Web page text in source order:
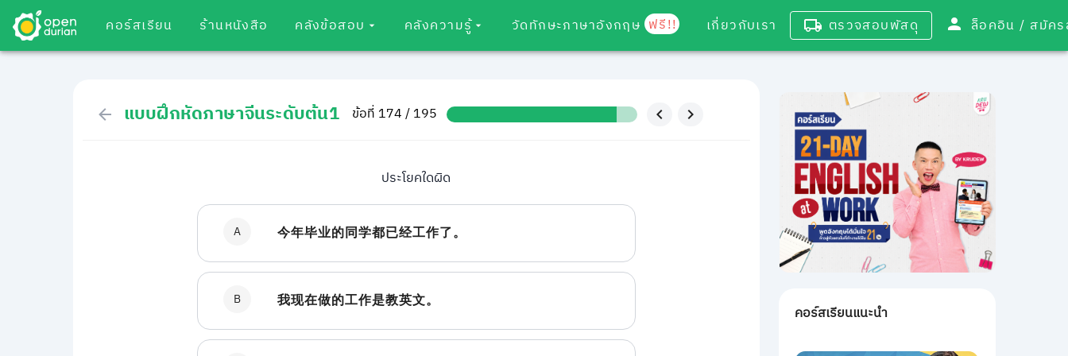
คอร์สเรียน ร้านหนังสือ คลังข้อสอบ คลังความรู้ วัดทักษะภาษาอังกฤษ ฟรี!! เกี่ยวกับเรา ตรวจสอบพัสดุ ล็อคอิน /
แบบฝึกหัดภาษาจีนระดับต้น1 ข้อที่ 174 / 195
ประโยคใดผิด
A 今年毕业的同学都已经工作了。
B 我现在做的工作是教英文。
คอร์สเรียนแนะนำ